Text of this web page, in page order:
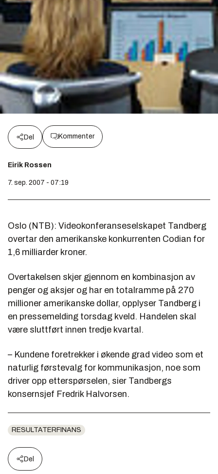
Del Kommenter
Eirik Rossen
7. sep. 2007 - 07:19
Oslo (NTB): Videokonferanseselskapet Tandberg
overtar den amerikanske konkurrenten Codian for
1,6 milliarder kroner.
Overtakelsen skjer gjennom en kombinasjon av
penger og aksjer og har en totalramme på 270
millioner amerikanske dollar, opplyser Tandberg i
en pressemelding torsdag kveld. Handelen skal
være sluttført innen tredje kvartal.
– Kundene foretrekker i økende grad video som et
naturlig førstevalg for kommunikasjon, noe som
driver opp etterspørselen, sier Tandbergs
konsernsjef Fredrik Halvorsen.
RESULTATERFINANS
Del